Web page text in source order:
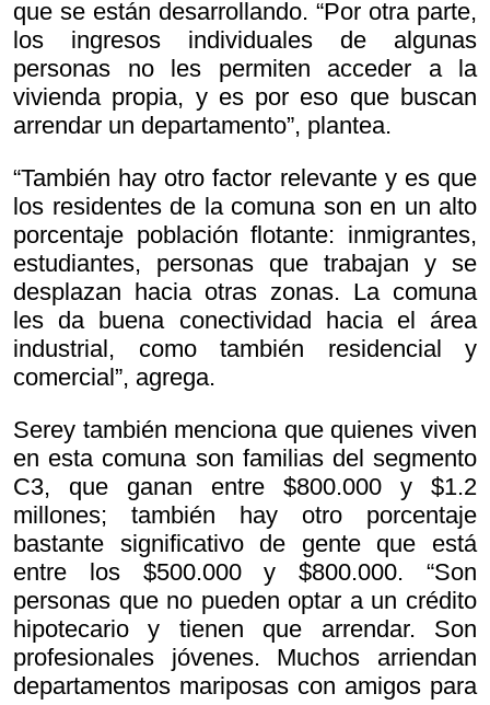
que se están desarrollando. “Por otra parte,
los ingresos individuales de algunas
personas no les permiten acceder a la
vivienda propia, y es por eso que buscan
arrendar un departamento”, plantea.
“También hay otro factor relevante y es que
los residentes de la comuna son en un alto
porcentaje población flotante: inmigrantes,
estudiantes, personas que trabajan y se
desplazan hacia otras zonas. La comuna
les da buena conectividad hacia el área
industrial, como también residencial y
comercial”, agrega.
Serey también menciona que quienes viven
en esta comuna son familias del segmento
C3, que ganan entre $800.000 y $1.2
millones; también hay otro porcentaje
bastante significativo de gente que está
entre los $500.000 y $800.000. “Son
personas que no pueden optar a un crédito
hipotecario y tienen que arrendar. Son
profesionales jóvenes. Muchos arriendan
departamentos mariposas con amigos para